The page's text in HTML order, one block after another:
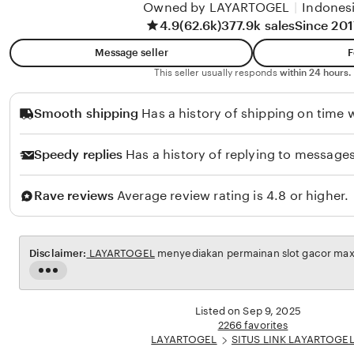
a
n
d
o
y
o
D
u
h
a
Owned by LAYARTOGEL
4.9(62.6k)377.9k salesSince
Message seller
This seller usually responds within 24 hours.
Smooth shipping Has a history of shipping on time
Speedy replies Has a history of replying to
Rave reviews Average review rating is 4.8 or higher.
Read
the
Disclaimer: LAYARTOGELmenyediakan permainan slot gacor
Listed on Sep 9, 2025
2266 favorites
LAYARTOGEL
SITUS LINK LAYARTOGEL